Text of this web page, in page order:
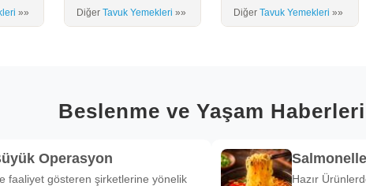
»» DiğerTavuk Yemekleri »» DiğerTavuk Yemekleri »»
Beslenme ve Yaşam Haberleri
Operasyon
faaliyet gösteren şirketlerine yönelik
Hazır